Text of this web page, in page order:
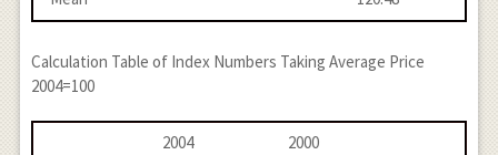
Calculation Table of Index Numbers Taking Average Price
2004=100
2004
2000